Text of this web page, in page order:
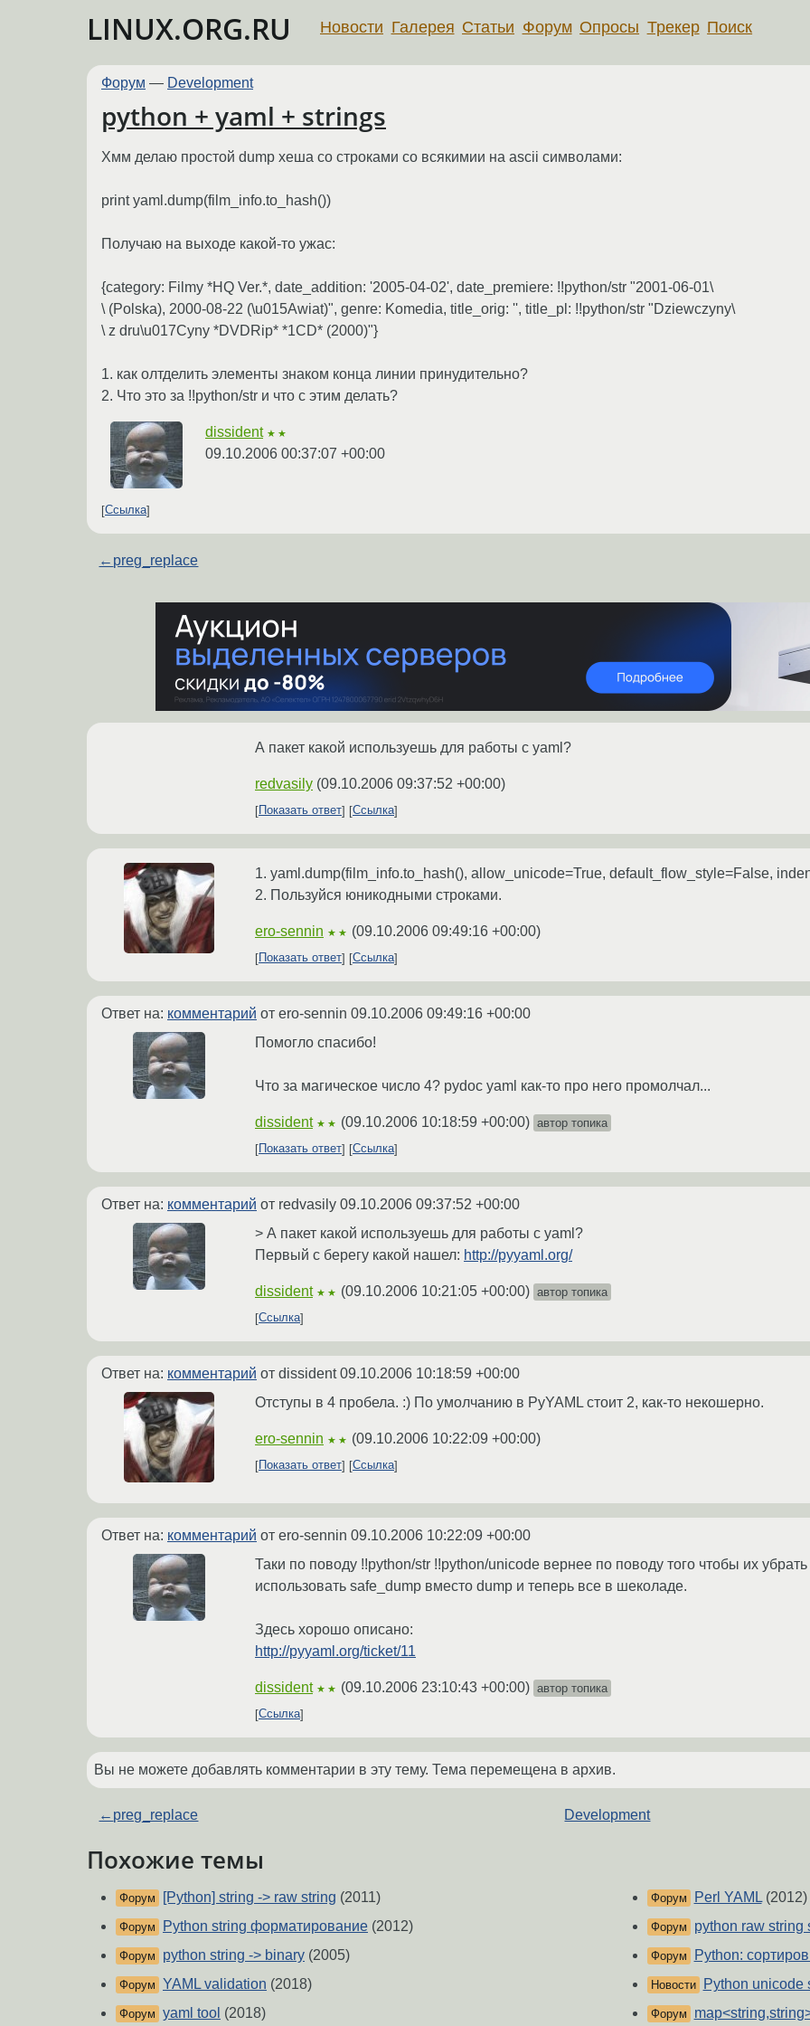
LINUX.ORG.RU Новости Галерея Статьи Форум Опросы Трекер Поиск
Форум — Development
python + yaml + strings
Хмм делаю простой dump хеша со строками со всякимии на ascii символами:
print yaml.dump(film_info.to_hash())
Получаю на выходе какой-то ужас:
{category: Filmy *HQ Ver.*, date_addition: '2005-04-02', date_premiere: !!python/str "2001-06-01\
\ (Polska), 2000-08-22 (\u015Awiat)", genre: Komedia, title_orig: '', title_pl: !!python/str "Dziewczyny\
\ z dru\u017Cyny *DVDRip* *1CD* (2000)"}
1. как олтделить элементы знаком конца линии принудительно?
2. Что это за !!python/str и что с этим делать?
dissident ★★
09.10.2006 00:37:07 +00:00
Ссылка
← preg_replace
А пакет какой используешь для работы с yaml?
redvasily (09.10.2006 09:37:52 +00:00)
Показать ответ Ссылка
1. yaml.dump(film_info.to_hash(), allow_unicode=True, default_flow_style=False,
2. Пользуйся юникодными строками.
ero-sennin ★★ (09.10.2006 09:49:16 +00:00)
Показать ответ Ссылка
Ответ на: комментарий от ero-sennin 09.10.2006 09:49:16 +00:00
Помогло спасибо!
Что за магическое число 4? pydoc yaml как-то про него промолчал...
dissident ★★ (09.10.2006 10:18:59 +00:00) автор топика
Показать ответ
Ссылка
Ответ на: комментарий от redvasily 09.10.2006 09:37:52 +00:00
> А пакет какой используешь для работы с yaml?
Первый с берегу какой нашел: http://pyyaml.org/
dissident ★★ (09.10.2006 10:21:05 +00:00) автор топика
Ссылка
Ответ на: комментарий от dissident09.10.2006 10:18:59 +00:00
Отступы в 4 пробела. :) По умолчанию в PyYAML стоит 2, как-то некошерно.
ero-sennin ★★ (09.10.2006 10:22:09 +00:00)
Показать ответ Ссылка
Ответ на: комментарий от ero-sennin 09.10.2006 10:22:09 +00:00
Таки по поводу !!python/str !!python/unicode вернее по поводу того чтобы их
использовать safe_dump вместо dump и теперь все в шеколаде.
Здесь хорошо описано:
http://pyyaml.org/ticket/11
dissident ★★ (09.10.2006 23:10:43 +00:00) автор топика
Ссылка
Вы не можете добавлять комментарии в эту тему. Тема перемещена в архив.
← preg_replace Development
Похожие темы
Форум [Python] string -> raw string (2011)
Форум Python string форматирование (2012)
Форум python string -> binary (2005)
Форум YAML validation (2018)
Форум yaml tool (2018)
Форум Perl YAML(2012)
Форум python raw string
Форум Python:
Новости Python unicode
Форум